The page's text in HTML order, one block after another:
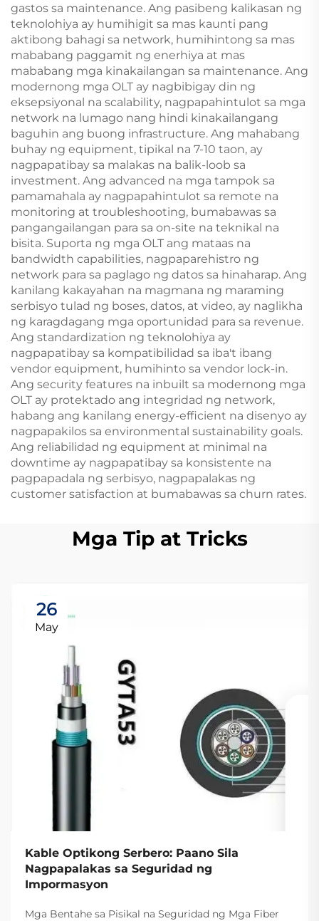
gastos sa maintenance. Ang pasibeng kalikasan ng
teknolohiya ay humihigit sa mas kaunti pang
aktibong bahagi sa network, humihintong sa mas
mababang paggamit ng enerhiya at mas
mababang mga kinakailangan sa maintenance. Ang
modernong mga OLT ay nagbibigay din ng
eksepsiyonal na scalability, nagpapahintulot sa mga
network na lumago nang hindi kinakailangang
baguhin ang buong infrastructure. Ang mahabang
buhay ng equipment, tipikal na 7-10 taon, ay
nagpapatibay sa malakas na balik-loob sa
investment. Ang advanced na mga tampok sa
pamamahala ay nagpapahintulot sa remote na
monitoring at troubleshooting, bumabawas sa
pangangailangan para sa on-site na teknikal na
bisita. Suporta ng mga OLT ang mataas na
bandwidth capabilities, nagpaparehistro ng
network para sa paglago ng datos sa hinaharap. Ang
kanilang kakayahan na magmana ng maraming
serbisyo tulad ng boses, datos, at video, ay naglikha
ng karagdagang mga oportunidad para sa revenue.
Ang standardization ng teknolohiya ay
nagpapatibay sa kompatibilidad sa iba't ibang
vendor equipment, humihinto sa vendor lock-in.
Ang security features na inbuilt sa modernong mga
OLT ay protektado ang integridad ng network,
habang ang kanilang energy-efficient na disenyo ay
nagpapakilos sa environmental sustainability goals.
Ang reliabilidad ng equipment at minimal na
downtime ay nagpapatibay sa konsistente na
pagpapadala ng serbisyo, nagpapalakas ng
customer satisfaction at bumabawas sa churn rates.
Mga Tip at Tricks
26
May
Kable Optikong Serbero: Paano Sila
Nagpapalakas sa Seguridad ng
Impormasyon
Mga Bentahe sa Pisikal na Seguridad ng Mga Fiber